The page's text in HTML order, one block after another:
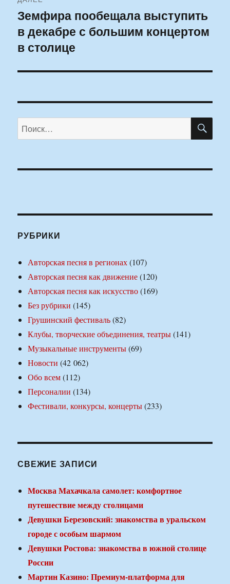
Следующая
запись:
Земфира пообещала выступить
в декабре с большим концертом
в столице
Искать:
РУБРИКИ
Авторская песня в регионах(107)
Авторская песня как движение(120)
Авторская песня как искусство(169)
Без рубрики (145)
Грушинский фестиваль(82)
Клубы, творческие объединения, театры(141)
Музыкальные инструменты(69)
Новости (42 062)
Обо всем(112)
Персоналии (134)
Фестивали, конкурсы, концерты(233)
СВЕЖИЕ ЗАПИСИ
Москва Махачкала самолет: комфортное
путешествие между столицами
Девушки Березовский: знакомства в уральском
городе с особым шармом
Девушки Ростова: знакомства в южной столице
России
Мартин Казино: Премиум-платформа для